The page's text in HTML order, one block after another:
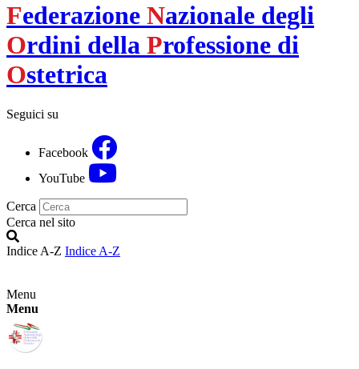
Federazione Nazionale degli
Ordini della Professione di
Ostetrica
Seguici su
Facebook
YouTube
Cerca
Cerca nel sito
Indice A-Z Indice A-Z
Menu
Menu